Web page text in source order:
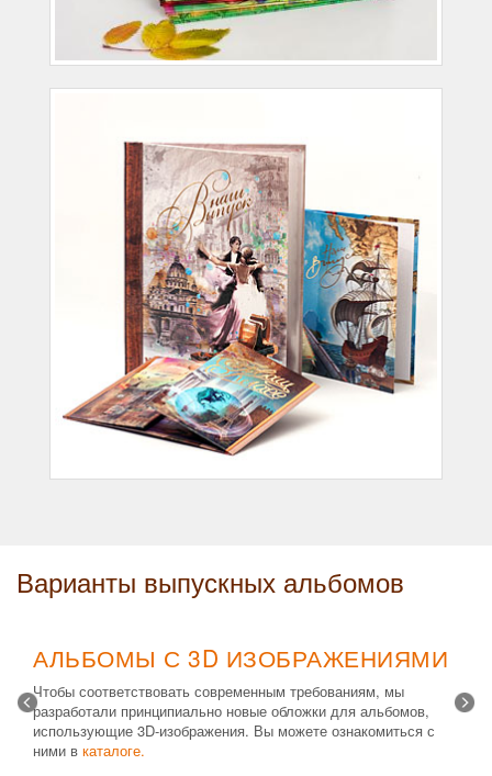
Варианты выпускных альбомов
АЛЬБОМЫ С 3D ИЗОБРАЖЕНИЯМИ
Чтобы соответствовать современным требованиям, мы
разработали принципиально новые обложки для альбомов,
использующие 3D-изображения. Вы можете ознакомиться с
ними в каталоге.